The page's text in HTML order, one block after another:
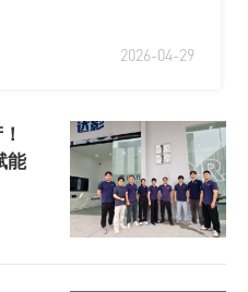
2026-04-29
能